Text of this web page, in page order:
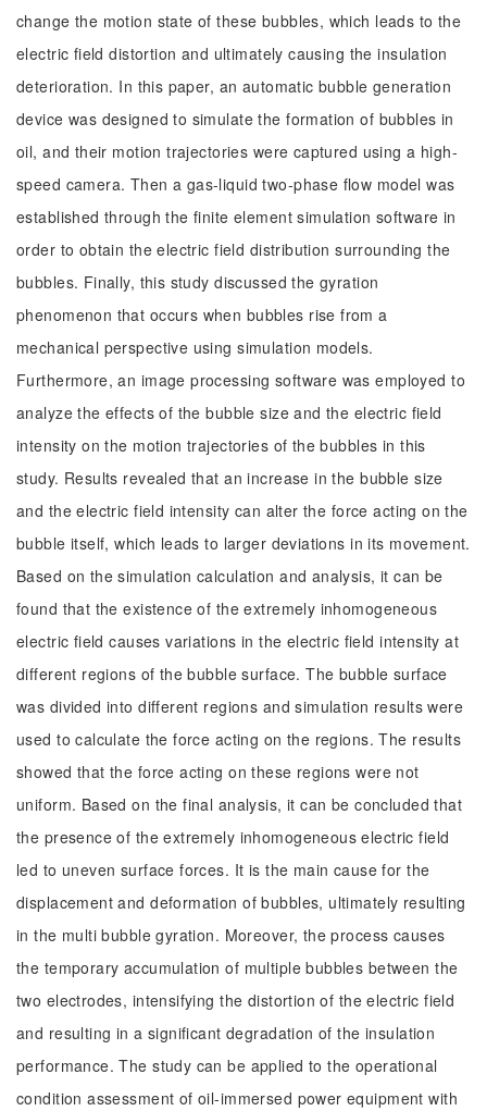
change the motion state of these bubbles, which leads to the
electric field distortion and ultimately causing the insulation
deterioration. In this paper, an automatic bubble generation
device was designed to simulate the formation of bubbles in
oil, and their motion trajectories were captured using a high-
speed camera. Then a gas-liquid two-phase flow model was
established through the finite element simulation software in
order to obtain the electric field distribution surrounding the
bubbles. Finally, this study discussed the gyration
phenomenon that occurs when bubbles rise from a
mechanical perspective using simulation models.
Furthermore, an image processing software was employed to
analyze the effects of the bubble size and the electric field
intensity on the motion trajectories of the bubbles in this
study. Results revealed that an increase in the bubble size
and the electric field intensity can alter the force acting on the
bubble itself, which leads to larger deviations in its movement.
Based on the simulation calculation and analysis, it can be
found that the existence of the extremely inhomogeneous
electric field causes variations in the electric field intensity at
different regions of the bubble surface. The bubble surface
was divided into different regions and simulation results were
used to calculate the force acting on the regions. The results
showed that the force acting on these regions were not
uniform. Based on the final analysis, it can be concluded that
the presence of the extremely inhomogeneous electric field
led to uneven surface forces. It is the main cause for the
displacement and deformation of bubbles, ultimately resulting
in the multi bubble gyration. Moreover, the process causes
the temporary accumulation of multiple bubbles between the
two electrodes, intensifying the distortion of the electric field
and resulting in a significant degradation of the insulation
performance. The study can be applied to the operational
condition assessment of oil-immersed power equipment with